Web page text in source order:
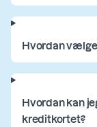
Hvordan
Hvordan kan
kreditkortet?